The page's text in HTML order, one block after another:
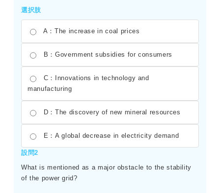
選択肢
A：The increase in coal prices
B：Government subsidies for consumers
C：Innovations in technology and
manufacturing
D：The discovery of new mineral resources
E：A global decrease in electricity demand
設問2
What is mentioned as a major obstacle to the stability
of the power grid?